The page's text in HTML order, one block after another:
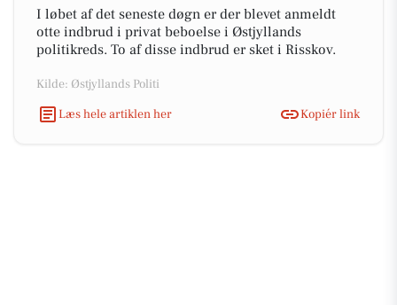
I løbet af det seneste døgn er der blevet anmeldt
otte indbrud i privat beboelse i Østjyllands
politikreds. To af disse indbrud er sket i Risskov.
Kilde: Østjyllands Politi
Læs hele artiklen her
Kopiér link